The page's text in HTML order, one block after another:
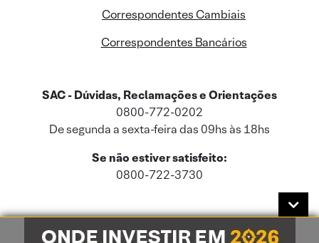
Correspondentes Cambiais
Correspondentes Bancários
SAC - Dúvidas, Reclamações e Orientações
0800-772-0202
De segunda a sexta-feira das 09hs às 18hs
Se não estiver satisfeito:
0800-722-3730
Este site usa cookies e dados pessoais de acordo com a nossaPolítica de
Cookies
e a nossaPolítica de Privacidade.